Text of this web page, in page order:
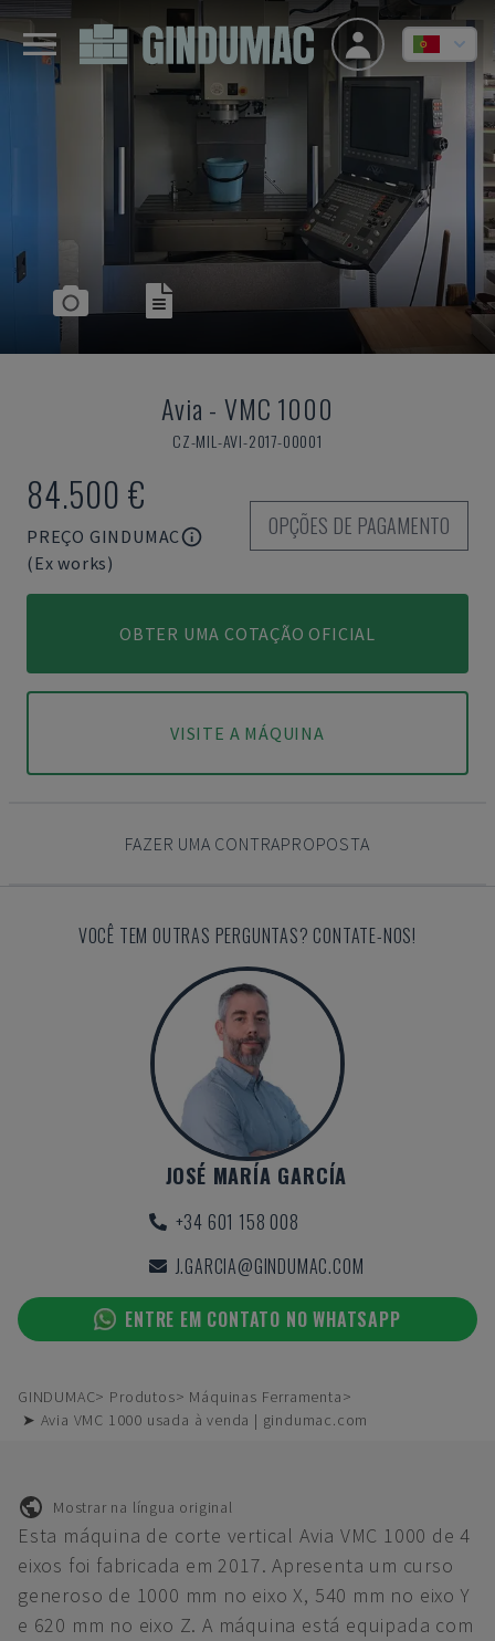
Avia -VMC 1000
CZ-MIL-AVI-2017-00001
84.500 €
PREÇO GINDUMAC
(Ex works)
OPÇÕES DE PAGAMENTO
OBTER UMA COTAÇÃO OFICIAL
VISITE A MÁQUINA
FAZER UMA CONTRAPROPOSTA
VOCÊ TEM OUTRAS PERGUNTAS? CONTATE-NOS!
JOSÉ MARÍA GARCÍA
+34 601 158 008
J.GARCIA@GINDUMAC.COM
ENTRE EM CONTATO NO WHATSAPP
GINDUMAC Produtos
Máquinas Ferramenta
➤ Avia VMC 1000 usada à venda | gindumac.com
Mostrar na língua original
Esta máquina de corte vertical Avia VMC 1000 de 4
eixos foi fabricada em 2017. Apresenta um curso
generoso de 1000 mm no eixo X, 540 mm no eixo Y
e 620 mm no eixo Z. A máquina está equipada com